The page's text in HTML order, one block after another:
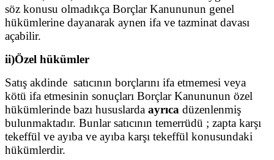
söz konusu olmadıkça Borçlar Kanununun genel
hükümlerine dayanarak aynen ifa ve tazminat davası
açabilir.
ii)Özel hükümler
Satış akdinde satıcının borçlarını ifa etmemesi veya
kötü ifa etmesinin sonuçları Borçlar Kanununun özel
hükümlerinde bazı hususlarda ayrıca düzenlenmiş
bulunmaktadır. Bunlar satıcının temerrüdü ; zapta karşı
tekeffül ve ayıba ve ayıba karşı tekeffül konusundaki
hükümlerdir.